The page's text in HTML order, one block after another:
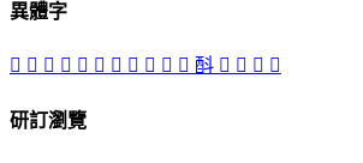
異體字
𡈿 㘰 󲡍 󲡇 𣁱 㪸 󲡈 󲡆 󲡎 󲡌 󲡏 酙 󲡉 𨠇 󲡋 󲡊
研訂瀏覽